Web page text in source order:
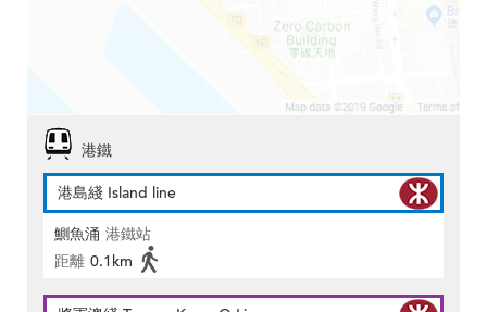
港鐵
港島綫 Island line
鰂魚涌 港鐵站
距離 0.1km